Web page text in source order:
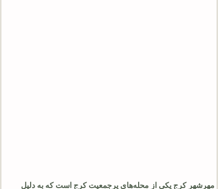
مهرشهر کرج یکی از محله‌های پرجمعیت کرج است که به دلیل